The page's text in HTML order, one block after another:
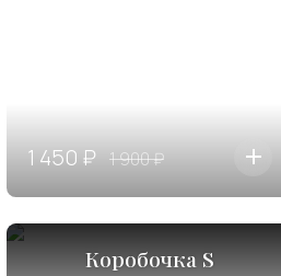
1 450 ₽ 1 900 ₽
Коробочка S